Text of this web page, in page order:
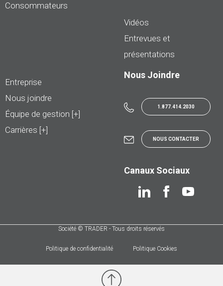
Consommateurs
Vidéos
Entrevues et
présentations
Entreprise
Nous joindre
Équipe de gestion [+]
Carrières [+]
Nous Joindre
1.877.414.2030
NOUS CONTACTER
Canaux Sociaux
Société © TRADER - Tous droits réservés
Politique de confidentialité Politique Cookies